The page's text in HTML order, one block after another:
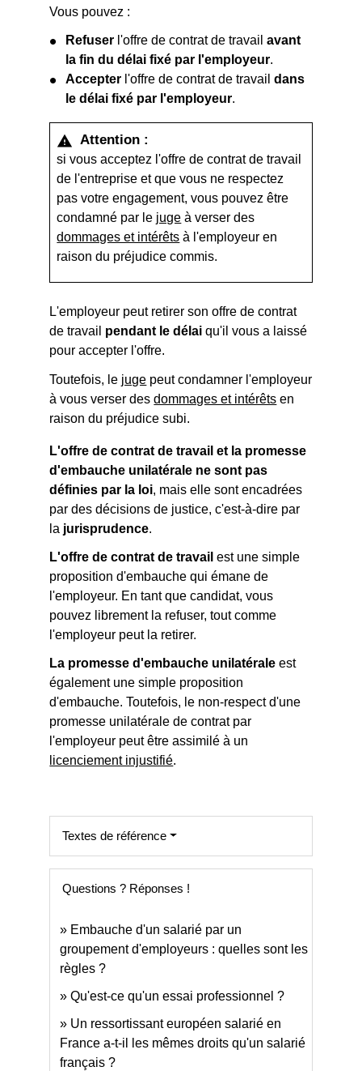
Vous pouvez :
Refuser l'offre de contrat de travailavant
la fin du délai fixé par l'employeur.
Accepter l'offre de contrat de travaildans
le délai fixé par l'employeur.
warning Attention :
si vous acceptez l'offre de contrat de travail
de l'entreprise et que vous ne respectez
pas votre engagement, vous pouvez être
condamné par le juge à verser des
dommages et intérêts à l'employeur en
raison du préjudice commis.
L'employeur peut retirer son offre de contrat
de travail pendant le délai qu'il vous a laissé
pour accepter l'offre.
Toutefois, le juge peut condamner l'employeur
à vous verser desdommages et intérêts en
raison du préjudice subi.
L'offre de contrat de travail et la promesse
d'embauche unilatérale ne sont pas
définies par la loi, mais elle sont encadrées
par des décisions de justice, c'est-à-dire par
la jurisprudence.
L'offre de contrat de travail est une simple
proposition d'embauche qui émane de
l'employeur. En tant que candidat, vous
pouvez librement la refuser, tout comme
l'employeur peut la retirer.
La promesse d'embauche unilatéraleest
également une simple proposition
d'embauche. Toutefois, le non-respect d'une
promesse unilatérale de contrat par
l'employeur peut être assimilé à un
licenciement injustifié.
Textes de référence
Questions ? Réponses !
Embauche d'un salarié par un
groupement d'employeurs : quelles sont les
règles ?
Qu'est-ce qu'un essai professionnel ?
Un ressortissant européen salarié en
France a-t-il les mêmes droits qu'un salarié
français ?